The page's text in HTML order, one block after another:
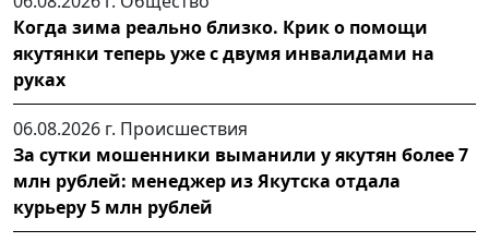
Когда зима реально близко. Крик о помощи
якутянки теперь уже с двумя инвалидами на
руках
06.08.2026 г. Происшествия
За сутки мошенники выманили у якутян более 7
млн рублей: менеджер из Якутска отдала
курьеру 5 млн рублей